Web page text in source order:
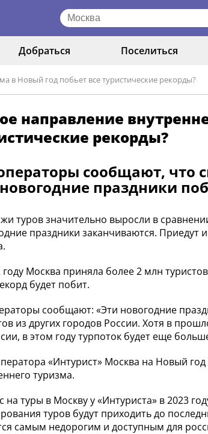
Добраться Поселиться
в Новый год побьет все туристические рекорды?
направление
рекорды?
сообщают, что
праздники
туров значительно выросли в
праздники заканчиваются. Приедут
году Москва приняла более 2 млн
будет побит.
сообщают: «Эти новогодние
из других городов России. Хотя в
в этом году турпоток будет еще
«Интурист» Москва на Новый
туризма.
на туры в Москву у «Интуриста» в 2023
туров будут приходить до
самым недорогим и доступным для